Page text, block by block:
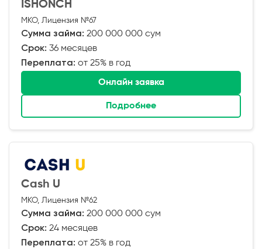
ISHONCH
МКО, Лицензия №67
Сумма займа: 200 000 000 сум
Срок: 36 месяцев
Переплата: от 25% в год
Онлайн заявка
Подробнее
Cash U
МКО, Лицензия №62
Сумма займа: 200 000 000 сум
Срок: 24 месяцев
Переплата: от 25% в год